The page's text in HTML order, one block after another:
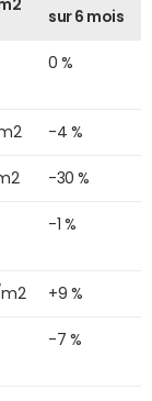
sur 6 mois
0 %
-4 %
-30 %
-1 %
m2 +9 %
-7 %